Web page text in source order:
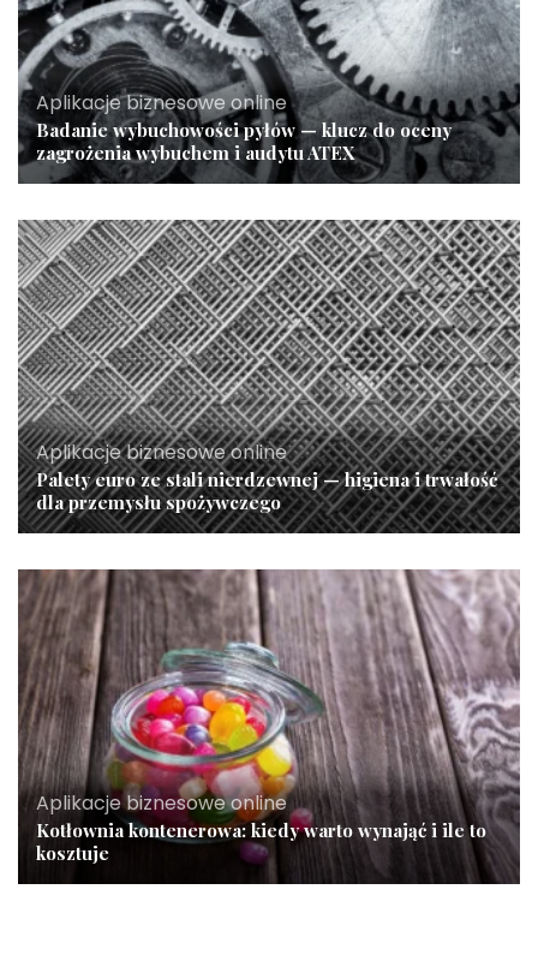
Aplikacje biznesowe online
Badanie wybuchowości pyłów — klucz do oceny
zagrożenia wybuchem i audytu ATEX
Aplikacje biznesowe online
Palety euro ze stali nierdzewnej — higiena i trwałość
dla przemysłu spożywczego
Aplikacje biznesowe online
Kotłownia kontenerowa: kiedy warto wynająć i ile to
kosztuje